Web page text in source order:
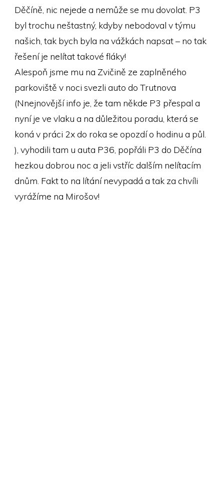
Děčíně, nic nejede a nemůže se mu dovolat. P3
byl trochu neštastný, kdyby nebodoval v týmu
našich, tak bych byla na vážkách napsat – no tak
řešení je nelítat takové fláky!
Alespoň jsme mu na Zvičině ze zaplněného
parkoviště v noci svezli auto do Trutnova
(Nnejnovější info je, že tam někde P3 přespal a
nyní je ve vlaku a na důležitou poradu, která se
koná v práci 2x do roka se opozdí o hodinu a půl.
), vyhodili tam u auta P36, popřáli P3 do Děčína
hezkou dobrou noc a jeli vstříc dalším nelítacím
dnům. Fakt to na lítání nevypadá a tak za chvíli
vyrážíme na Mirošov!